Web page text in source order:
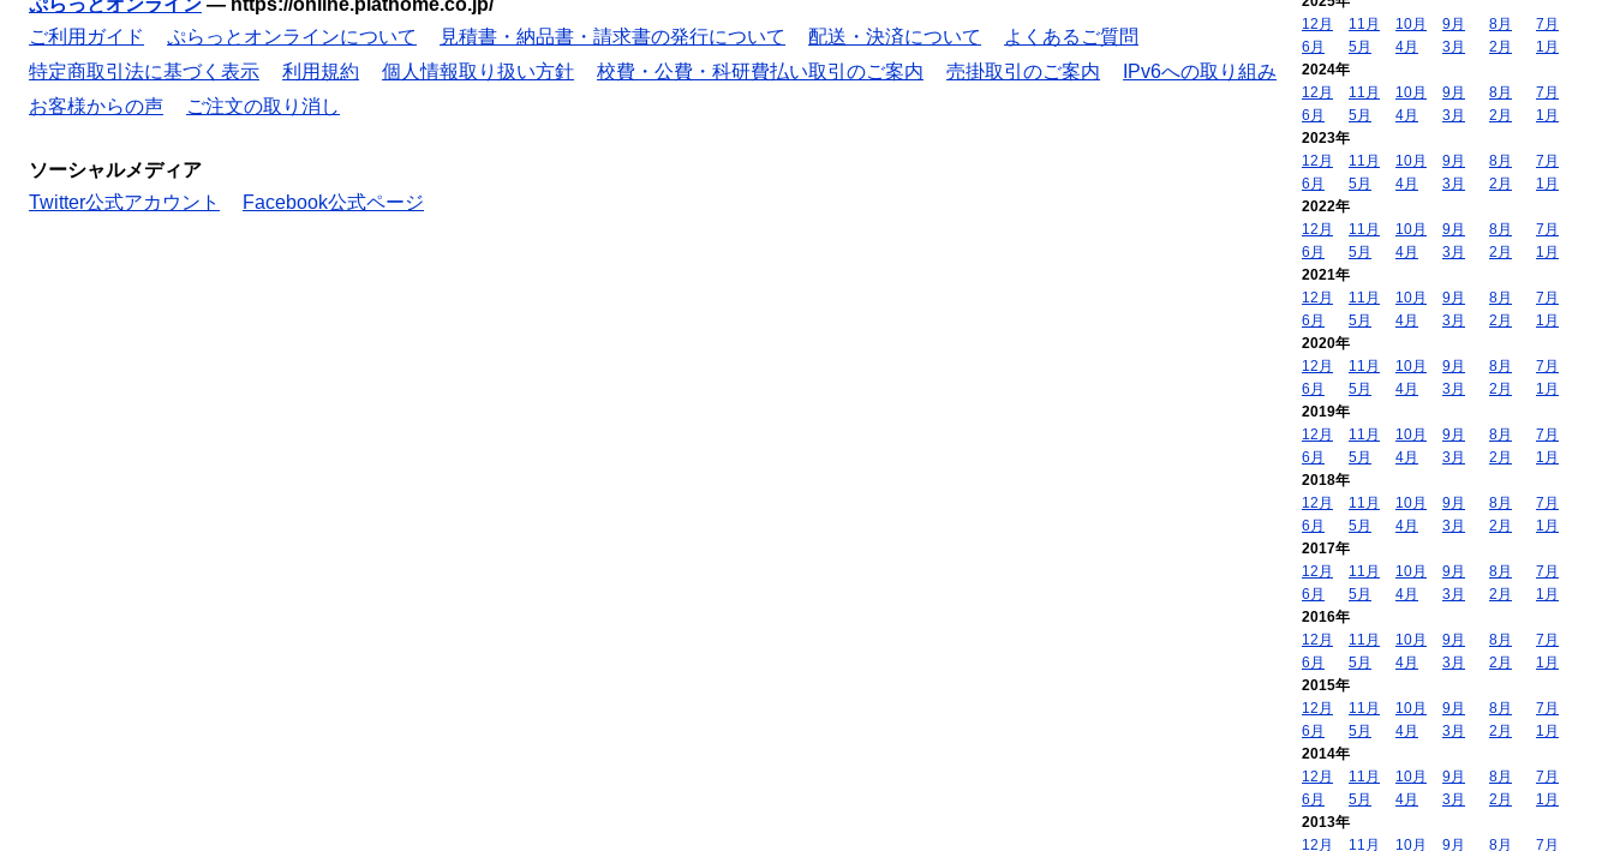
ご利用ガイド
ぷらっとオンラインについて 見積書・納品書・請求書の発行について 配送・決済について
よくあるご質問
特定商取引法に基づく表示
利用規約 個人情報取り扱い方針 校費・公費・科研費払い取引のご案内 売掛取引のご案内
IPv6への取り組み
お客様からの声
ご注文の取り消し
ソーシャルメディア
Twitter公式アカウント
Facebook公式ページ
12月
11月 10月 9月 8月
7月
6月
5月 4月 3月 2月
1月
2024年
12月
11月 10月 9月 8月
7月
6月
5月 4月 3月 2月
1月
2023年
12月
11月 10月 9月 8月
7月
6月
5月 4月 3月 2月
1月
2022年
12月
11月 10月 9月 8月
7月
6月
5月 4月 3月 2月
1月
2021年
12月
11月 10月 9月 8月
7月
6月
5月 4月 3月 2月
1月
2020年
12月
11月 10月 9月 8月
7月
6月
5月 4月 3月 2月
1月
2019年
12月
11月 10月 9月 8月
7月
6月
5月 4月 3月 2月
1月
2018年
12月
11月 10月 9月 8月
7月
6月
5月 4月 3月 2月
1月
2017年
12月
11月 10月 9月 8月
7月
6月
5月 4月 3月 2月
1月
2016年
12月
11月 10月 9月 8月
7月
6月
5月 4月 3月 2月
1月
2015年
12月
11月 10月 9月 8月
7月
6月
5月 4月 3月 2月
1月
2014年
12月
11月 10月 9月 8月
7月
6月
5月 4月 3月 2月
1月
2013年
12月
11月 10月 9月 8月 7月